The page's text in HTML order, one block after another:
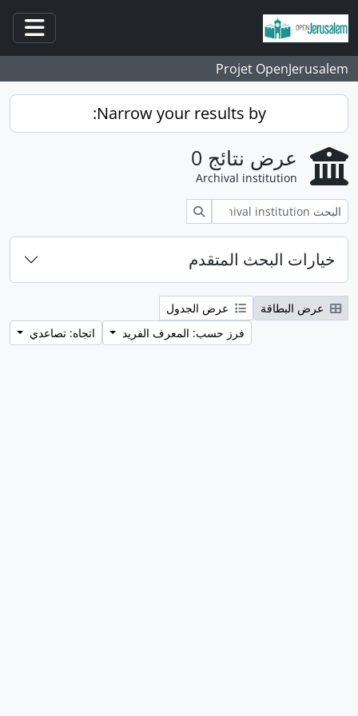
انتقل إلى المحتوى الرئيسي
فتح/
Projet OpenJerusalem
Narrow your results by:
عرض نتائج 0
Archival institution
بحث
خيارات البحث المتقدم
عرض البطاقة
عرض الجدول
فرز حسب: المعرف الفريد
اتجاه: تصاعدي